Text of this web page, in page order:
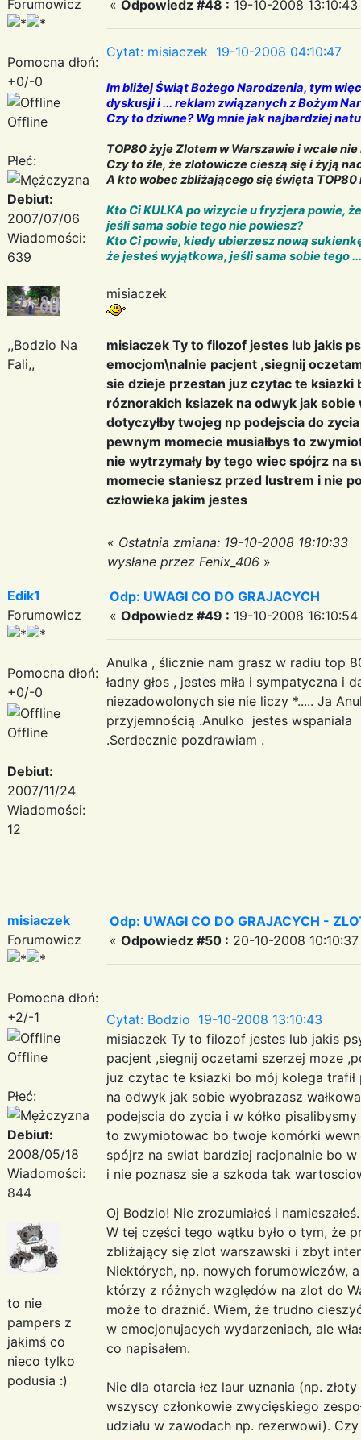
Forumowicz
Pomocna dłoń:
+0/-0
Offline
Płeć:
Debiut:
2007/07/06
Wiadomości:
639
,,Bodzio Na
Fali,,
« Odpowiedz #48 : 19-10-2008 13:10:43
Cytat: misiaczek 19-10-2008 04:10:47
Im bliżej Świąt Bożego Narodzenia, tym
dyskusji i ... reklam związanych z Bożym
Czy to dziwne? Wg mnie jak najbardziej
TOP80 żyje Zlotem w Warszawie i wcale
Czy to źle, że zlotowicze cieszą się i żyją
A kto wobec zbliżającego się święta TOP80
Kto Ci KULKA po wizycie u fryzjera powie,
jeśli sama sobie tego nie powiesz?
Kto Ci powie, kiedy ubierzesz nową
że jesteś wyjątkowa, jeśli sama sobie tego
misiaczek
misiaczek Ty to filozof jestes lub jakis
emocjom\nalnie pacjent ,siegnij
sie dzieje przestan juz czytac te ksiazki
róznorakich ksiazek na odwyk jak
dotyczyłby twojeg np podejscia do
pewnym momecie musiałbys to
nie wytrzymały by tego wiec spójrz na
momecie staniesz przed lustrem i nie
człowieka jakim jestes
« Ostatnia zmiana: 19-10-2008 18:10:33
wysłane przez Fenix_406 »
Edik1
Forumowicz
Pomocna dłoń:
+0/-0
Offline
Debiut:
2007/11/24
Wiadomości:
12
Odp: UWAGI CO DO GRAJACYCH
« Odpowiedz #49 : 19-10-2008 16:10:54
Anulka , ślicznie nam grasz w radiu top
ładny głos , jestes miła i sympatyczna i
niezadowolonych sie nie liczy *..... Ja
przyjemnością .Anulko jestes
.Serdecznie pozdrawiam .
misiaczek
Forumowicz
Pomocna dłoń:
+2/-1
Offline
Płeć:
Debiut:
2008/05/18
Wiadomości:
844
to nie
pampers z
jakimś co
nieco tylko
podusia :)
Odp: UWAGI CO DO GRAJACYCH -
« Odpowiedz #50 : 20-10-2008
Cytat: Bodzio 19-10-2008 13:10:43
misiaczek Ty to filozof jestes lub jakis
pacjent ,siegnij oczetami szerzej moze
juz czytac te ksiazki bo mój kolega
na odwyk jak sobie wyobrazasz
podejscia do zycia i w kółko
to zwymiotowac bo twoje komórki
spójrz na swiat bardziej racjonalnie bo
i nie poznasz sie a szkoda tak
Oj Bodzio! Nie zrozumiałeś i namieszałeś.
W tej części tego wątku było o tym, że
zbliżający się zlot warszawski i zbyt
Niektórych, np. nowych forumowiczów,
którzy z różnych względów na zlot do
może to drażnić. Wiem, że trudno
w emocjonujacych wydarzeniach, ale
co napisałem.
Nie dla otarcia łez laur uznania (np.
wszyscy członkowie zwycięskiego
udziału w zawodach np. rezerwowi).